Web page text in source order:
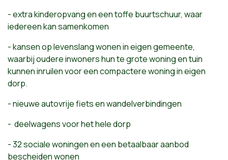
- extra kinderopvang en een toffe buurtschuur, waar
iedereen kan samenkomen
- kansen op levenslang wonen in eigen gemeente,
waarbij oudere inwoners hun te grote woning en tuin
kunnen inruilen voor een compactere woning in eigen
dorp.
- nieuwe autovrije fiets en wandelverbindingen
- deelwagens voor het hele dorp
- 32 sociale woningen en een betaalbaar aanbod
bescheiden wonen